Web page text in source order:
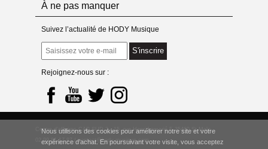
À ne pas manquer
Suivez l’actualité de HODY Musique
S'inscrire
Rejoignez-nous sur :
Centre d’affaires CAP SUD 2 - 15, rue Henri Lemarié F-35400 St-Malo
02 99 81 17 87 /contact@hody-musique.com
Nous utilisons des cookies pour améliorer notre site et votre
expérience d’achat. En poursuivant votre visite, vous acceptez